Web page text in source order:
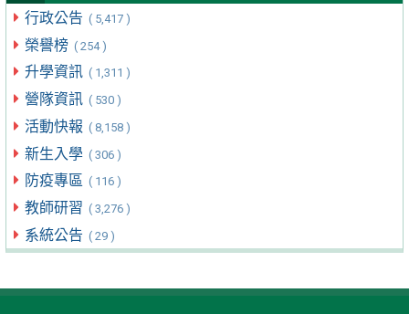
行政公告 ( 5,417 )
榮譽榜 ( 254 )
升學資訊 ( 1,311 )
營隊資訊 ( 530 )
活動快報 ( 8,158 )
新生入學 ( 306 )
防疫專區 ( 116 )
教師研習 ( 3,276 )
系統公告 ( 29 )